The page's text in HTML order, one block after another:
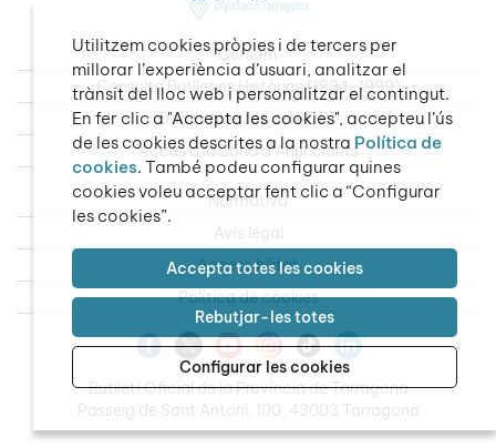
Qui som
Consulta Butlletins Històrics (1834-1999)
Dades obertes del BOPT
Accés a la Zona d’Anunciants
Normativa
Avís legal
Accessibilitat
Política de cookies
Butlletí Oficial de la Província de Tarragona
Passeig de Sant Antoni, 100, 43003 Tarragona
Utilitzem cookies pròpies i de tercers per
millorar l’experiència d’usuari, analitzar el
trànsit del lloc web i personalitzar el contingut.
En fer clic a "Accepta les cookies", accepteu l’ús
de les cookies descrites a la nostra Política de
cookies. També podeu configurar quines
cookies voleu acceptar fent clic a “Configurar
les cookies”.
Accepta totes les cookies
Rebutjar-les totes
Configurar les cookies